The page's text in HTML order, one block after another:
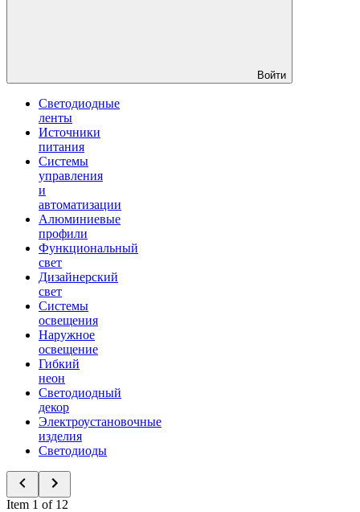
Войти
Светодиодные
ленты
Источники
питания
Системы
управления
и
автоматизации
Алюминиевые
профили
Функциональный
свет
Дизайнерский
свет
Системы
освещения
Наружное
освещение
Гибкий
неон
Светодиодный
декор
Электроустановочные
изделия
Светодиоды
Item 1 of 12